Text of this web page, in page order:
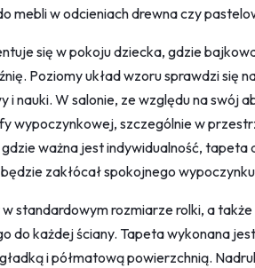
mebli w odcieniach drewna czy
się w pokoju dziecka, gdzie
Poziomy układ wzoru sprawdzi się
nauki. W salonie, ze względu na swój
wypoczynkowej, szczególnie w
ważna jest indywidualność,
zakłócał spokojnego
standardowym rozmiarze rolki, a
do każdej ściany. Tapeta wykonana
i półmatową powierzchnią.